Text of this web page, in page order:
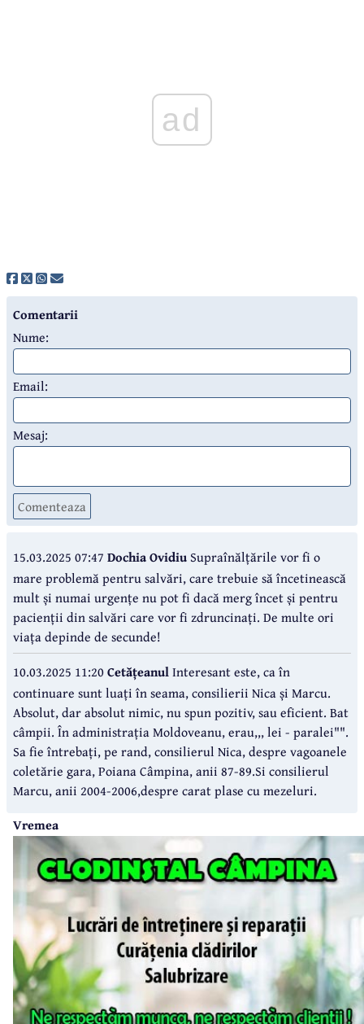
ad
Comentarii
Nume:
Email:
Mesaj:
Comenteaza
15.03.2025 07:47 Dochia OvidiuSupraînălțările vor fi o
mare problemă pentru salvări, care trebuie să încetinească
mult și numai urgențe nu pot fi dacă merg încet și pentru
pacienții din salvări care vor fi zdruncinați. De multe ori
viața depinde de secunde!
10.03.2025 11:20CetățeanulInteresant este, ca în
continuare sunt luați în seama, consilierii Nica și Marcu.
Absolut, dar absolut nimic, nu spun pozitiv, sau eficient. Bat
câmpii. În administrația Moldoveanu, erau,,, lei - paralei"".
Sa fie întrebați, pe rand, consilierul Nica, despre vagoanele
coletărie gara, Poiana Câmpina, anii 87-89.Si consilierul
Marcu, anii 2004-2006,despre carat plase cu mezeluri.
Vremea